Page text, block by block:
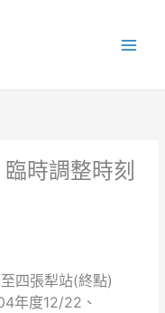
時調整時刻
四張犁站(終點)
年度12/22、